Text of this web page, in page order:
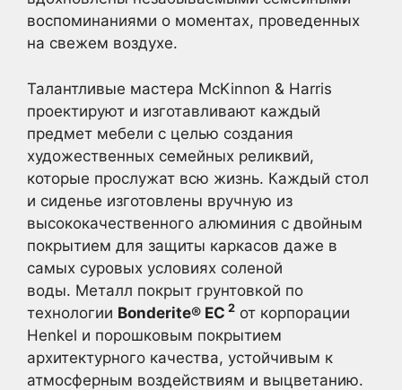
воспоминаниями о моментах, проведенных
на свежем воздухе.
Талантливые мастера McKinnon & Harris
проектируют и изготавливают каждый
предмет мебели с целью создания
художественных семейных реликвий,
которые прослужат всю жизнь. Каждый стол
и сиденье изготовлены вручную из
высококачественного алюминия с двойным
покрытием для защиты каркасов даже в
самых суровых условиях соленой
воды. Металл покрыт грунтовкой по
технологии Bonderite® EC 2 от корпорации
Henkel и порошковым покрытием
архитектурного качества, устойчивым к
атмосферным воздействиям и выцветанию.